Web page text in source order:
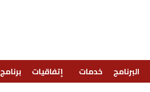
البرنامج خدمات إتفاقيات برنامج